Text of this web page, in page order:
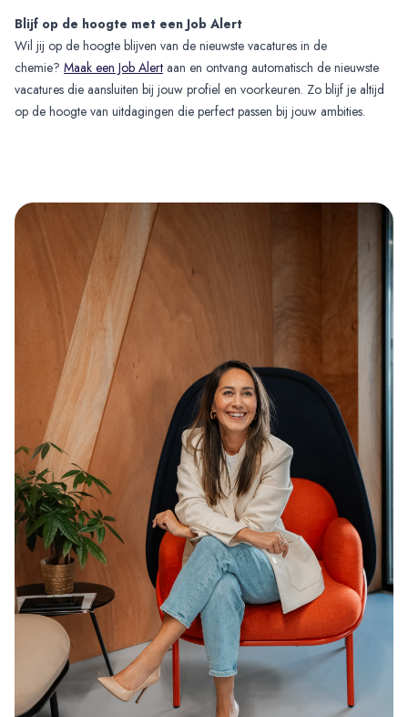
Blijf op de hoogte met een Job Alert
Wil jij op de hoogte blijven van de nieuwste vacatures in de
chemie? Maak een Job Alert aan en ontvang automatisch de nieuwste
vacatures die aansluiten bij jouw profiel en voorkeuren. Zo blijf je altijd
op de hoogte van uitdagingen die perfect passen bij jouw ambities.